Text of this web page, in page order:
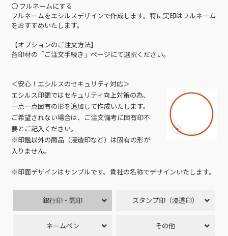
〇 フルネームにする
フルネームをエシルスデザインで作成します。特に実印はフルネーム
をおすすめいたします。
【オプションのご注文方法】
各印材の「ご注文手続き」ページにて選択ください。
＜安心！エシルスのセキュリティ対応＞
エシルス印鑑ではセキュリティ向上対策の為、
一点一点固有の形を追加して作成いたします。
ご希望されない場合は、ご注文備考に固有印不
要とご記入ください。
※印鑑以外の商品（浸透印など）は固有の形が
入りません。
※印面デザインはサンプルです。貴社の名称でデザインいたします。
銀行印・認印 スタンプ印（浸透印）
ネームペン その他